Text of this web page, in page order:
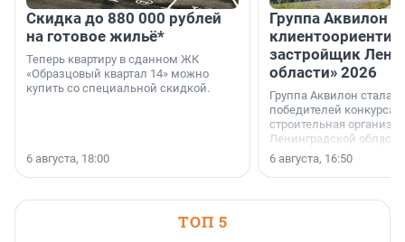
Скидка до 880 000 рублей
на готовое жильё*
Теперь квартиру в сданном ЖК
«Образцовый квартал 14» можно
купить со специальной скидкой.
6 августа, 18:00
Группа Аквилон
застройщик
области» 2026
Группа Аквилон стала
победителей конкурса
строительная
Ленинградской области
номинации «Самый
застройщик
области».
6 августа, 16:50
ТОП 5